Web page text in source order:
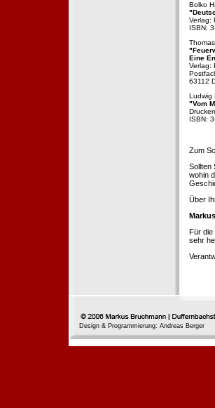
Bolko
Verlag:
ISBN:
Eine
Verlag:
63112
Ludwig
"Vom
ISBN:
Zum
Sollten
wohin
Über
Für die
sehr
Design & Programmierung: Andreas Berger